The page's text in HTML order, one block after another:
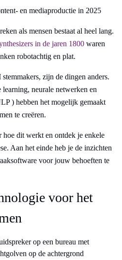
en mediaproductie in 2025
als mensen bestaat al heel lang.
in de jaren 1800 waren
robotachtig en plat.
zijn de dingen anders.
neurale netwerken en
) hebben het mogelijk gemaakt
te creëren.
hoe dit werkt en ontdek je enkele
Aan het einde heb je de inzichten
voor jouw behoeften te
voor het